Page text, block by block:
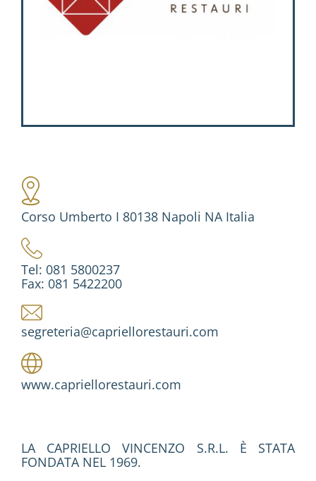
Corso Umberto I 80138 Napoli NA Italia
Tel: 081 5800237
Fax: 081 5422200
segreteria@capriellorestauri.com
www.capriellorestauri.com
LA CAPRIELLO VINCENZO S.R.L. È STATA
FONDATA NEL 1969.